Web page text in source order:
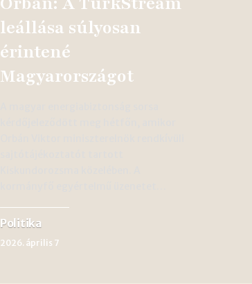
leállása súlyosan
érintené
Magyarországot
Politika
2026. április 7